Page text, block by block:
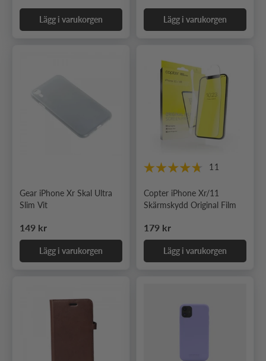
Lägg i varukorgen Lägg i varukorgen
Gear iPhone Xr Skal Ultra
Slim Vit
Ordinarie pris
149 kr
Lägg i varukorgen
11
Copter iPhone Xr/11
Skärmskydd Original Film
Ordinarie pris
179 kr
Lägg i varukorgen